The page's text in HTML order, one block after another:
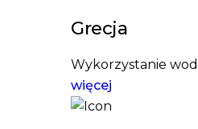
Grecja
Wykorzystanie
więcej